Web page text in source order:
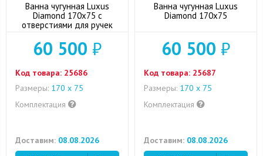
Ванна чугунная Luxus
Diamond 170x75 с
отверстиями для ручек
60 500 ₽
Код товара: 25686
Размеры: 170 х 75
Комплектация
Доставим: 08.08.2026
Ванна чугунная Luxus
Diamond 170x75
60 500 ₽
Код товара: 25687
Размеры: 170 х 75
Комплектация
Доставим: 08.08.2026